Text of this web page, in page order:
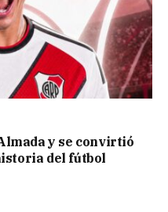
y se convirtió
del fútbol